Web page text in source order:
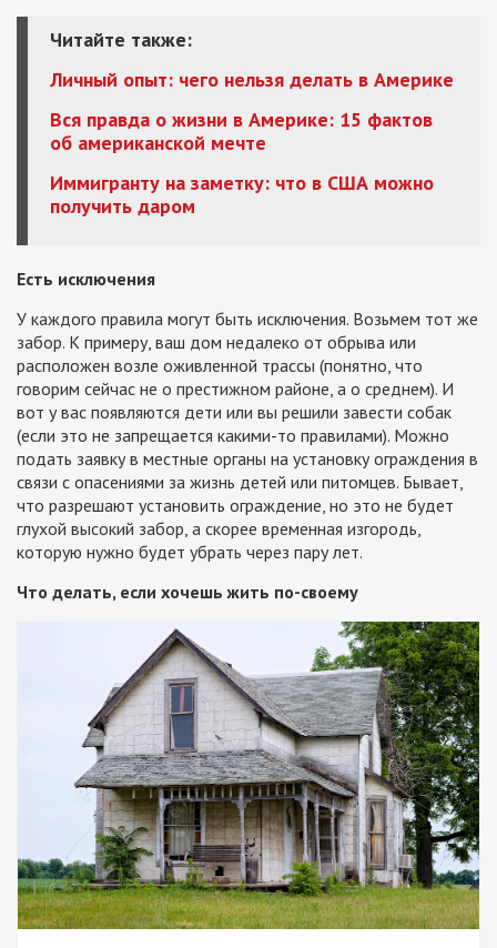
Читайте также:
Личный опыт: чего нельзя делать в Америке
Вся правда о жизни в Америке: 15 фактов
об американской мечте
Иммигранту на заметку: что в США можно
получить даром
Есть исключения
У каждого правила могут быть исключения. Возьмем тот же
забор. К примеру, ваш дом недалеко от обрыва или
расположен возле оживленной трассы (понятно, что
говорим сейчас не о престижном районе, а о среднем). И
вот у вас появляются дети или вы решили завести собак
(если это не запрещается какими-то правилами). Можно
подать заявку в местные органы на установку ограждения в
связи с опасениями за жизнь детей или питомцев. Бывает,
что разрешают установить ограждение, но это не будет
глухой высокий забор, а скорее временная изгородь,
которую нужно будет убрать через пару лет.
Что делать, если хочешь жить по-своему